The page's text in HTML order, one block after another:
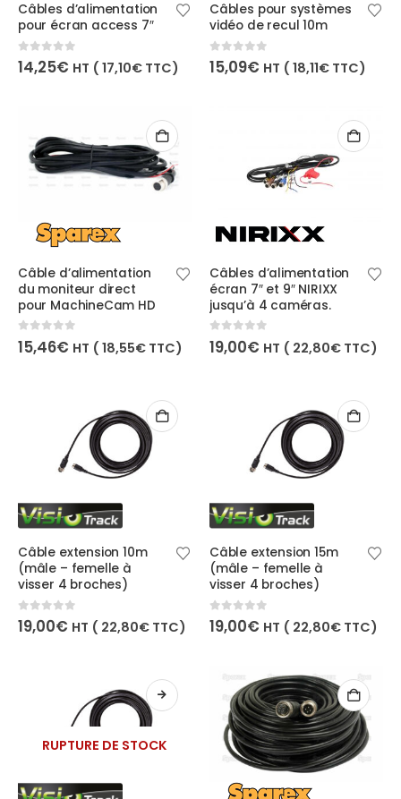
Câbles d’alimentation
pour écran access 7″
0 out of 5
14,25€ HT (17,10€ TTC)
Câbles pour systèmes
vidéo de recul 10m
0 out of 5
15,09€ HT (18,11€ TTC)
Câble d’alimentation
du moniteur direct
pour MachineCam HD
0 out of 5
15,46€ HT (18,55€ TTC)
Câbles d’alimentation
écran 7″ et 9″ NIRIXX
jusqu’à 4 caméras.
0out of 5
19,00€ HT ( 22,80€ TTC)
Câble extension 10m
(mâle – femelle à
visser 4 broches)
0out of 5
19,00€ HT ( 22,80€ TTC)
Câble extension 15m
(mâle – femelle à
visser 4 broches)
0out of 5
19,00€ HT ( 22,80€ TTC)
RUPTURE DE STOCK